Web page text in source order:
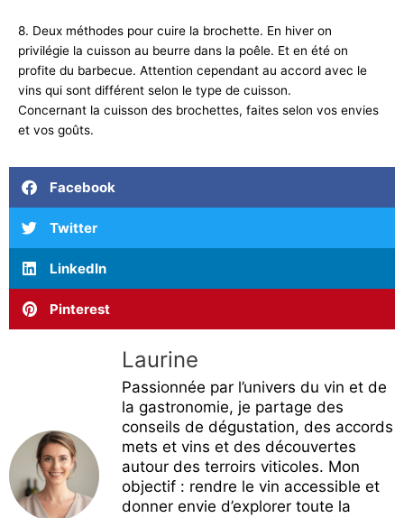
8. Deux méthodes pour cuire la brochette. En hiver on
privilégie la cuisson au beurre dans la poêle. Et en été on
profite du barbecue. Attention cependant au accord avec le
vins qui sont différent selon le type de cuisson.
Concernant la cuisson des brochettes, faites selon vos envies
et vos goûts.
Facebook
Twitter
LinkedIn
Pinterest
Laurine
Passionnée par l’univers du vin et de
la gastronomie, je partage des
conseils de dégustation, des accords
mets et vins et des découvertes
autour des terroirs viticoles. Mon
objectif : rendre le vin accessible et
donner envie d’explorer toute la